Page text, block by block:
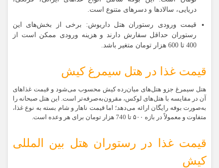
دریایی، سالادها و دسرهای متنوع است.
قیمت ورودی رستوران هتل داریوش: برخی از بخش‌های این
رستوران حداقل سفارش دارند و هزینه ورودی ممکن است از
400 تا 600 هزار تومان متغیر باشد.
قیمت غذا در هتل سیمرغ کیش
هتل سیمرغ جزو هتل‌های میان‌رده کیش محسوب می‌شود و قیمت غذاهای
آن در مقایسه با هتل‌های لوکس، مقرون‌به‌صرفه‌تر است. این هتل صبحانه را
به‌صورت بوفه رایگان ارائه می‌دهد؛ اما قیمت ناهار و شام بسته به نوع غذا،
متفاوت و معمولاً در بازه ۵۰۰ تا 740 هزار تومان برای هر وعده است.
قیمت غذا در رستوران هتل بین المللی
کیش